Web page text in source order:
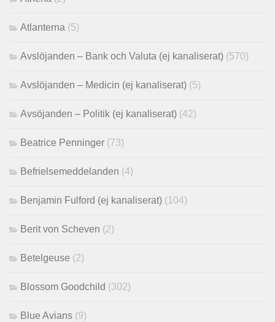
Atlanterna (5)
Avslöjanden – Bank och Valuta (ej kanaliserat) (570)
Avslöjanden – Medicin (ej kanaliserat) (5)
Avsöjanden – Politik (ej kanaliserat) (42)
Beatrice Penninger (73)
Befrielsemeddelanden (4)
Benjamin Fulford (ej kanaliserat) (104)
Berit von Scheven (2)
Betelgeuse (2)
Blossom Goodchild (302)
Blue Avians (9)